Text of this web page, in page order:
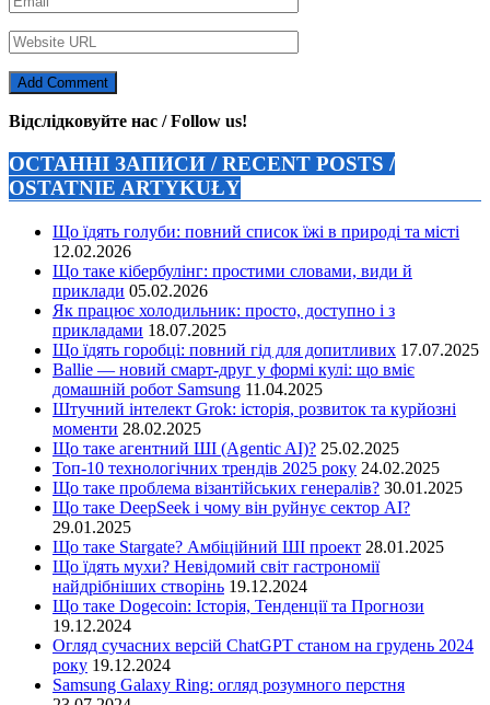
Відслідковуйте нас / Follow us!
ОСТАННІ ЗАПИСИ / RECENT POSTS /
OSTATNIE ARTYKUŁY
Що їдять голуби: повний список їжі в природі та місті
12.02.2026
Що таке кібербулінг: простими словами, види й
приклади 05.02.2026
Як працює холодильник: просто, доступно і з
прикладами 18.07.2025
Що їдять горобці: повний гід для допитливих 17.07.2025
Ballie — новий смарт-друг у формі кулі: що вміє
домашній робот Samsung 11.04.2025
Штучний інтелект Grok: історія, розвиток та курйозні
моменти 28.02.2025
Що таке агентний ШІ (Agentic AI)? 25.02.2025
Топ-10 технологічних трендів 2025 року 24.02.2025
Що таке проблема візантійських генералів? 30.01.2025
Що таке DeepSeek і чому він руйнує сектор АІ?
29.01.2025
Що таке Stargate? Амбіційний ШІ проект 28.01.2025
Що їдять мухи? Невідомий світ гастрономії
найдрібніших створінь 19.12.2024
Що таке Dogecoin: Історія, Тенденції та Прогнози
19.12.2024
Огляд сучасних версій ChatGPT станом на грудень 2024
року 19.12.2024
Samsung Galaxy Ring: огляд розумного перстня